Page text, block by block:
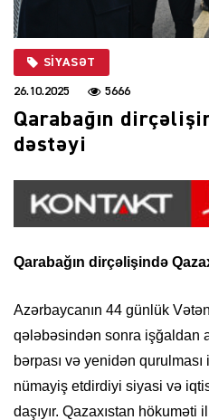
SIYASƏT
26.10.2025 5666
Qarabağın
dəstəyi
Qarabağın dirçəlişində
Azərbaycanın 44 günlük
qələbəsindən sonra işğaldan
bərpası və yenidən
nümayiş etdirdiyi siyasi və
daşıyır. Qazaxıstan hökuməti